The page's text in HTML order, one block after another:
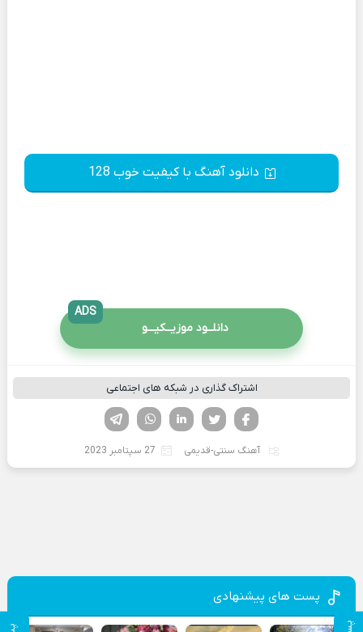
دانلود آهنگ با کیفیت خوب 128
دانلــود موزیــکیـــو
ADS
اشتراک گذاری در شبکه های اجتماعی
لینکدین تویتر
فیسوک
آهنگ سنتی-قدیمی 27 سپتامبر 2023
پست های پیشنهادی